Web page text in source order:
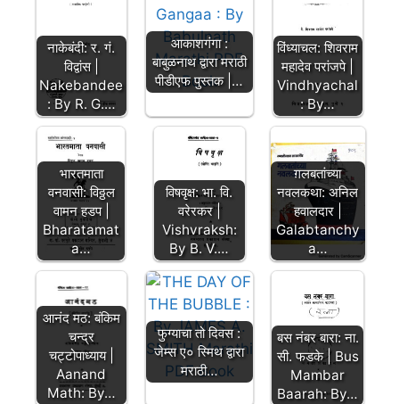
नाकेबंदी: र. गं.
विद्वांस |
Nakebandee
: By R. G.…
आकाशगंगा :
बाबुळनाथ द्वारा मराठी
पीडीएफ पुस्तक |…
विंध्याचल: शिवराम
महादेव परांजपे |
Vindhyachal
: By…
भारतमाता
वनवासी: विठ्ठल
वामन हडप |
Bharatamat
a…
विषवृक्ष: भा. वि.
वरेरकर |
Vishvraksh:
By B. V.…
ग़लबतांच्या
नवलकथा: अनिल
हवालदार |
Galabtanchy
a…
आनंद मठ: बंकिम
चन्द्र
चट्टोपाध्याय |
Aanand
Math: By…
फुग्याचा तो दिवस :
जेम्स ए० स्मिथ द्वारा
मराठी…
बस नंबर बारा: ना.
सी. फडके | Bus
Mambar
Baarah: By…